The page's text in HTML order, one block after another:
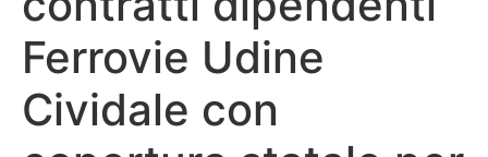
Ferrovie Udine
Cividale con